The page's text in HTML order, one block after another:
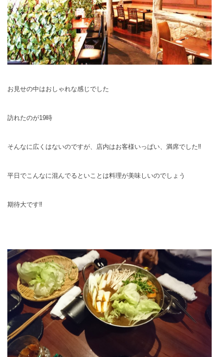
お見せの中はおしゃれな感じでした
訪れたのが19時
そんなに広くはないのですが、店内はお客様いっぱい、満席でした‼
平日でこんなに混んでるといことは料理が美味しいのでしょう
期待大です‼